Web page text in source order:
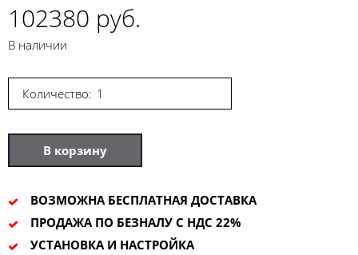
102380 руб.
В наличии
Количество:
В корзину
ВОЗМОЖНА БЕСПЛАТНАЯ ДОСТАВКА
ПРОДАЖА ПО БЕЗНАЛУ С НДС 22%
УСТАНОВКА И НАСТРОЙКА